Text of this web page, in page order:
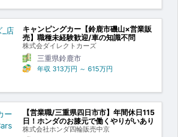
キャンピングカー【鈴鹿市磯山×営業販
売】職種未経験歓迎/車の知識不問
株式会ダイレクトカーズ
三重県鈴鹿市
年収 313万円 ～ 615万円
【営業職/三重県四日市市】年間休日115
日！ホンダのお膝元で働くやりがいあり
株式会社ホンダ四輪販売中京